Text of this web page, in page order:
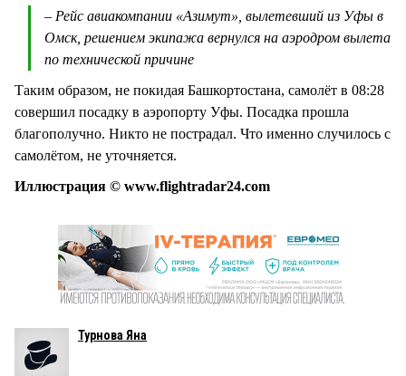
– Рейс авиакомпании «Азимут», вылетевший из Уфы в
Омск, решением экипажа вернулся на аэродром вылета
по технической причине
Таким образом, не покидая Башкортостана, самолёт в 08:28
совершил посадку в аэропорту Уфы. Посадка прошла
благополучно. Никто не пострадал. Что именно случилось с
самолётом, не уточняется.
Иллюстрация © www.flightradar24.com
Турнова Яна